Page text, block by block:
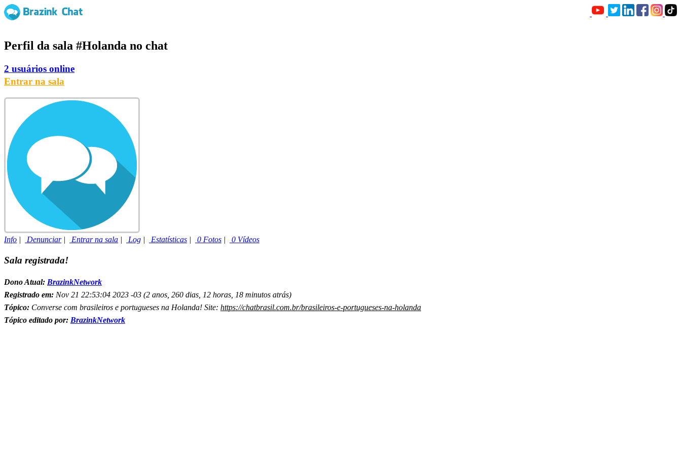
Perfil da sala #Holanda no chat
2 usuários online
Entrar na sala
Info | Denunciar| Entrar na sala | Log | Estatísticas | 0 Fotos | 0 Vídeos
Sala registrada!
Dono Atual: BrazinkNetwork
Registrado em: Nov 21 22:53:04 2023 -03 (2 anos, 260 dias, 12 horas, 18 minutos atrás)
Tópico: Converse com brasileiros e portugueses na Holanda! Site: https://chatbrasil.com.br/brasileiros-e-portugueses-na-holanda
Tópico editado por: BrazinkNetwork